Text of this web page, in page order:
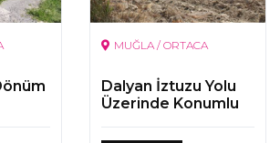
MUĞLA / ORTACA
Dalyan İztuzu Yolu
Üzerinde Konumlu